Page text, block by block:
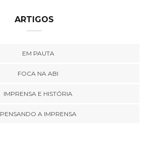
ARTIGOS
EM PAUTA
FOCA NA ABI
IMPRENSA E HISTÓRIA
PENSANDO A IMPRENSA